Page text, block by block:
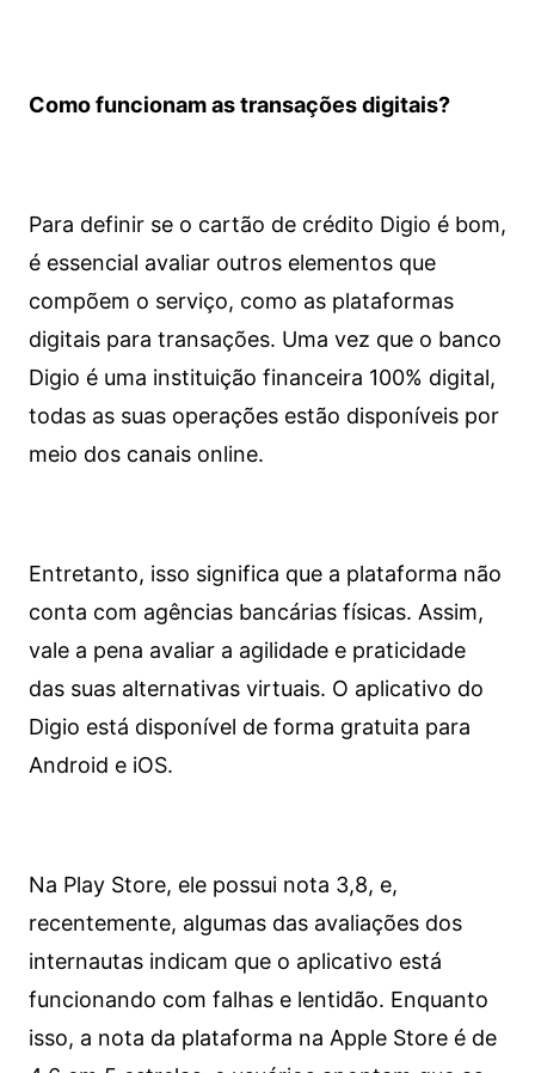
Como funcionam as transações digitais?
Para definir se o cartão de crédito Digio é bom,
é essencial avaliar outros elementos que
compõem o serviço, como as plataformas
digitais para transações. Uma vez que o banco
Digio é uma instituição financeira 100% digital,
todas as suas operações estão disponíveis por
meio dos canais online.
Entretanto, isso significa que a plataforma não
conta com agências bancárias físicas. Assim,
vale a pena avaliar a agilidade e praticidade
das suas alternativas virtuais. O aplicativo do
Digio está disponível de forma gratuita para
Android e iOS.
Na Play Store, ele possui nota 3,8, e,
recentemente, algumas das avaliações dos
internautas indicam que o aplicativo está
funcionando com falhas e lentidão. Enquanto
isso, a nota da plataforma na Apple Store é de